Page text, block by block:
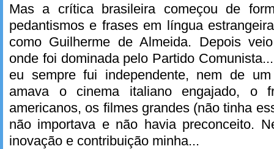
Mas a crítica brasileira começou de
pedantismos e frases em língua
como Guilherme de Almeida. Depois
onde foi dominada pelo Partido
eu sempre fui independente, nem de
amava o cinema italiano engajado, o
americanos, os filmes grandes (não tinha
não importava e não havia preconceito.
inovação e contribuição minha...